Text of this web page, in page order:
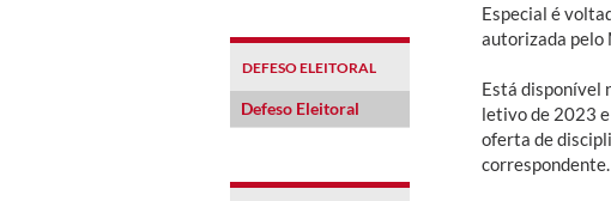
DEFESO ELEITORAL
Defeso Eleitoral
Especial é
autorizada pelo
Está disponível
letivo de 2023 e
oferta de
correspondente.